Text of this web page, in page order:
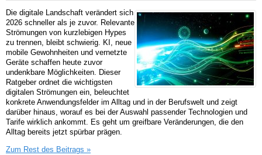
Die digitale Landschaft verändert sich
2026 schneller als je zuvor. Relevante
Strömungen von kurzlebigen Hypes
zu trennen, bleibt schwierig. KI, neue
mobile Gewohnheiten und vernetzte
Geräte schaffen heute zuvor
undenkbare Möglichkeiten. Dieser
Ratgeber ordnet die wichtigsten
digitalen Strömungen ein, beleuchtet
konkrete Anwendungsfelder im Alltag und in der Berufswelt und zeigt
darüber hinaus, worauf es bei der Auswahl passender Technologien und
Tarife wirklich ankommt. Es geht um greifbare Veränderungen, die den
Alltag bereits jetzt spürbar prägen.
Zum Rest des Beitrags »